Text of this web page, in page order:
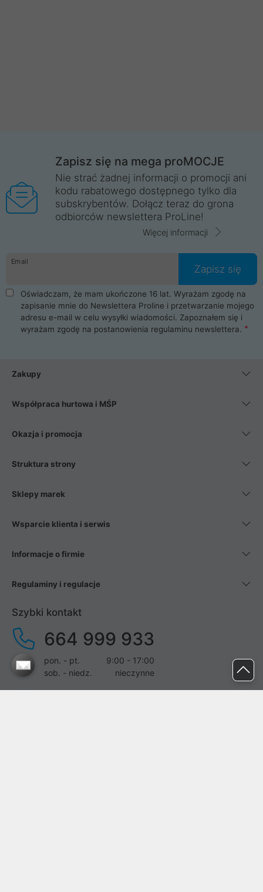
Zapisz się na mega proMOCJE
Nie strać żadnej informacji o promocji ani
kodu rabatowego dostępnego tylko dla
subskrybentów. Dołącz teraz do grona
odbiorców newslettera ProLine!
Więcej informacji
Email
Zapisz się
Oświadczam, że mam ukończone 16 lat. Wyrażam zgodę na
zapisanie mnie do Newslettera Proline i przetwarzanie mojego
adresu e-mail w celu wysyłki wiadomości. Zapoznałem się i
wyrażam zgodę na postanowienia regulaminu newslettera.
Zakupy
Współpraca hurtowa i MŚP
Okazja i promocja
Struktura strony
Sklepy marek
Wsparcie klienta i serwis
Informacje o firmie
Regulaminy i regulacje
Szybki kontakt
664 999 933
pon. - pt.
9:00 - 17:00
sob. - niedz.
nieczynne